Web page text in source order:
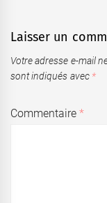
Laisser un
Votre adresse e-mail
sont indiqués avec *
Commentaire*